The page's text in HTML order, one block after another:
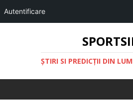
Autentificare
ŞTIRI SI PREDICŢII DIN